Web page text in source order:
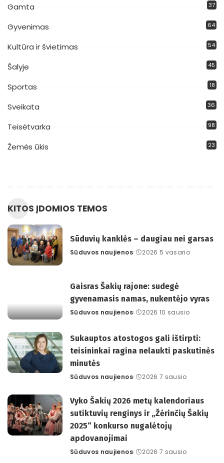
Gamta 37
Gyvenimas 64
Kultūra ir švietimas 54
Šalyje 45
Sportas 18
Sveikata 36
Teisėtvarka 98
Žemės ūkis 23
KITOS ĮDOMIOS TEMOS
Sūduvių kanklės – daugiau nei garsas
Posted
Sūduvos naujienos 2026 5 vasario
Gaisras Šakių rajone: sudegė
gyvenamasis namas, nukentėjo vyras
Posted
Sūduvos naujienos 2026 10 sausio
Sukauptos atostogos gali ištirpti:
teisininkai ragina nelaukti paskutinės
minutės
Posted
Sūduvos naujienos 2026 7 sausio
Vyko Šakių 2026 metų kalendoriaus
sutiktuvių renginys ir „Žėrinčių Šakių
2025“ konkurso nugalėtojų
apdovanojimai
Posted
Sūduvos naujienos 2026 7 sausio